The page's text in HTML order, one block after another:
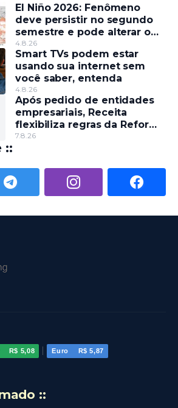
El Niño 2026: Fenômeno
deve persistir no segundo
semestre e pode alterar o
regime de chuvas
4.8.26
Smart TVs podem estar
usando sua internet sem
você saber, entenda
4.8.26
Após pedido de entidades
empresariais, Receita
flexibiliza regras da Reforma
Tributária
7.8.26
::
R$ 5,08 | Euro R$ 5,87
::